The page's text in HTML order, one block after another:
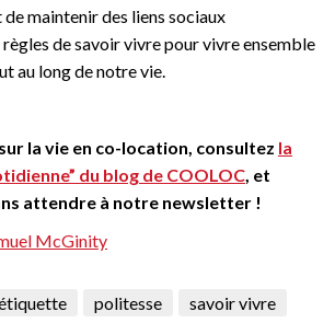
maintenir des liens sociaux
de savoir vivre pour vivre ensemble
au long de notre vie.
la vie en co-location, consultez la
du blog de COOLOC, et
attendre à notre newsletter !
McGinity
politesse savoir vivre